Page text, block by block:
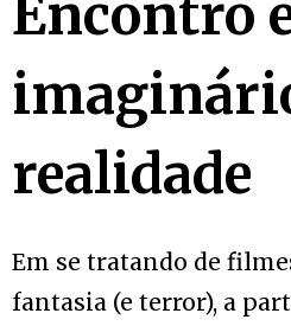
Encontro
realidade
Em se tratando de
fantasia (e terror), a